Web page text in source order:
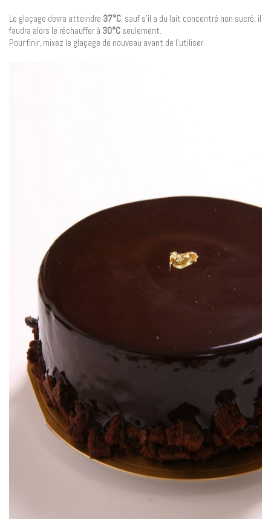
Le glaçage devra atteindre 37°C , sauf s’il a du lait concentré non sucré, il
faudra alors le réchauffer à 30°C seulement.
Pour finir, mixez le glaçage de nouveau avant de l’utiliser.